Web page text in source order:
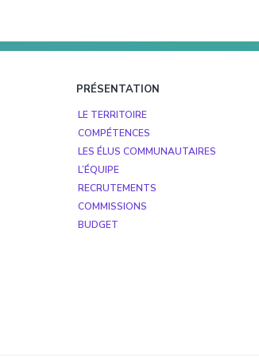
Footer
PRÉSENTATION
LE TERRITOIRE
COMPÉTENCES
LES ÉLUS COMMUNAUTAIRES
L’ÉQUIPE
RECRUTEMENTS
COMMISSIONS
BUDGET